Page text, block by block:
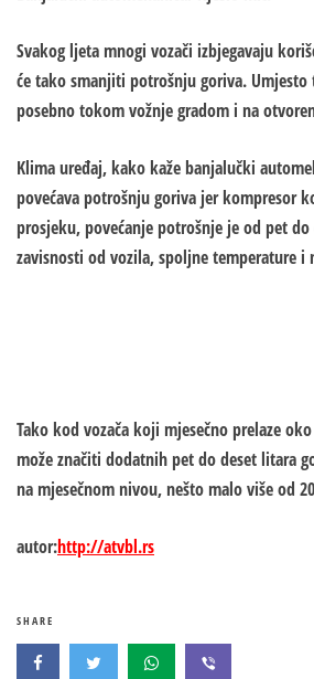
Svakog ljeta mnogi vozači izbjegavaju
će tako smanjiti potrošnju goriva. Umjesto
posebno tokom vožnje gradom i na
Klima uređaj, kako kaže banjalučki
povećava potrošnju goriva jer kompresor
prosjeku, povećanje potrošnje je od pet
zavisnosti od vozila, spoljne temperature i
Tako kod vozača koji mjesečno prelaze
može značiti dodatnih pet do deset litara
na mjesečnom nivou, nešto malo više od
autor:http://atvbl.rs
SHARE